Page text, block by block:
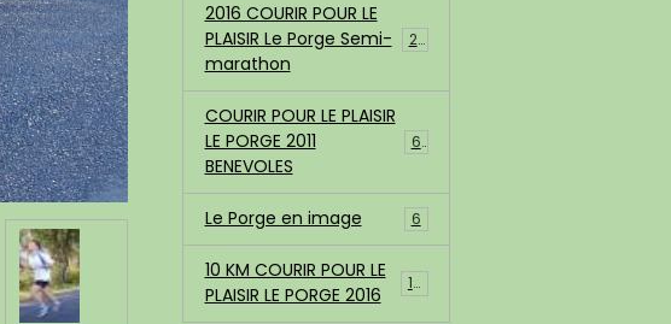
2016 COURIR POUR LE
PLAISIR Le Porge Semi-
marathon
200
COURIR POUR LE PLAISIR
LE PORGE 2011
BENEVOLES
68
Le Porge en image 6
10 KM COURIR POUR LE
PLAISIR LE PORGE 2016
183